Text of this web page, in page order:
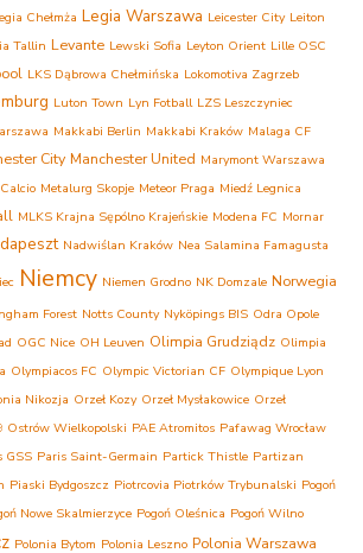
Chełmża Legia Warszawa Leicester City Leiton
Tallin Levante Lewski Sofia Leyton Orient Lille OSC
LKS Dąbrowa Chełmińska Lokomotiva Zagrzeb
Luton Town Lyn Fotball LZS Leszczyniec
Makkabi Berlin Makkabi Kraków Malaga CF
City Manchester United Marymont Warszawa
Metalurg Skopje Meteor Praga Miedź Legnica
MLKS Krajna Sępólno Krajeńskie Modena FC Mornar
Nadwiślan Kraków Nea Salamina Famagusta
Niemcy Niemen Grodno NK Domzale Norwegia
Forest Notts County Nyköpings BIS Odra Opole
OGC Nice OH Leuven Olimpia Grudziądz Olimpia
Olympiacos FC Olympic Victorian CF Olympique Lyon
Nikozja Orzeł Kozy Orzeł Mysłakowice Orzeł
Ostrów Wielkopolski PAE Atromitos Pafawag Wrocław
GSS Paris Saint-Germain Partick Thistle Partizan
Piaski Bydgoszcz Piotrcovia Piotrków Trybunalski Pogoń
Nowe Skalmierzyce Pogoń Oleśnica Pogoń Wilno
Polonia Bytom Polonia Leszno Polonia Warszawa